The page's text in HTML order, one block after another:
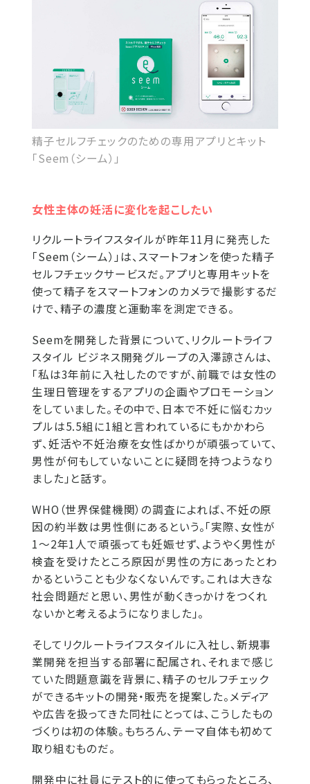
精子セルフチェックのための専用アプリとキット
「Seem（シーム）」
女性主体の妊活に変化を起こしたい
リクルートライフスタイルが昨年11月に発売した
「Seem（シーム）」は、スマートフォンを使った精子
セルフチェックサービスだ。アプリと専用キットを
使って精子をスマートフォンのカメラで撮影するだ
けで、精子の濃度と運動率を測定できる。
Seemを開発した背景について、リクルートライフ
スタイル ビジネス開発グループの入澤諒さんは、
「私は3年前に入社したのですが、前職では女性の
生理日管理をするアプリの企画やプロモーション
をしていました。その中で、日本で不妊に悩むカッ
プルは5.5組に1組と言われているにもかかわら
ず、妊活や不妊治療を女性ばかりが頑張っていて、
男性が何もしていないことに疑問を持つようなり
ました」と話す。
WHO（世界保健機関）の調査によれば、不妊の原
因の約半数は男性側にあるという。「実際、女性が
1〜2年1人で頑張っても妊娠せず、ようやく男性が
検査を受けたところ原因が男性の方にあったとわ
かるということも少なくないんです。これは大きな
社会問題だと思い、男性が動くきっかけをつくれ
ないかと考えるようになりました」。
そしてリクルートライフスタイルに入社し、新規事
業開発を担当する部署に配属され、それまで感じ
ていた問題意識を背景に、精子のセルフチェック
ができるキットの開発・販売を提案した。メディア
や広告を扱ってきた同社にとっては、こうしたもの
づくりは初の体験。もちろん、テーマ自体も初めて
取り組むものだ。
開発中に社員にテスト的に使ってもらったところ、